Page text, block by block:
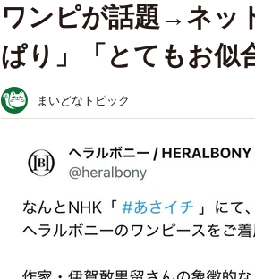
ワンピが話題→ネッ
ぱり」「とてもお似
まいどなトピック